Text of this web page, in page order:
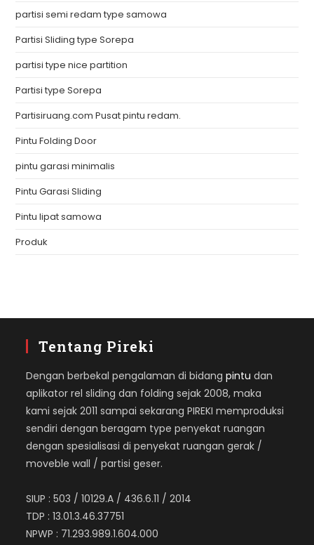
partisi semi redam type samowa
Partisi Sliding type Sorepa
partisi type nice partition
Partisi type Sorepa
Partisiruang.com Pusat pintu redam.
Pintu Folding Door
pintu garasi minimalis
Pintu Garasi Sliding
Pintu lipat samowa
Produk
Tentang Pireki
Dengan berbekal pengalaman di bidangpintu dan
aplikator rel sliding dan folding sejak 2008, maka
kami sejak 2011 sampai sekarang PIREKI memproduksi
sendiri dengan beragam type penyekat ruangan
dengan spesialisasi di penyekat ruangan gerak /
moveble wall / partisi geser.
SIUP : 503 / 10129.A / 436.6.11 / 2014
TDP : 13.01.3.46.37751
NPWP : 71.293.989.1.604.000